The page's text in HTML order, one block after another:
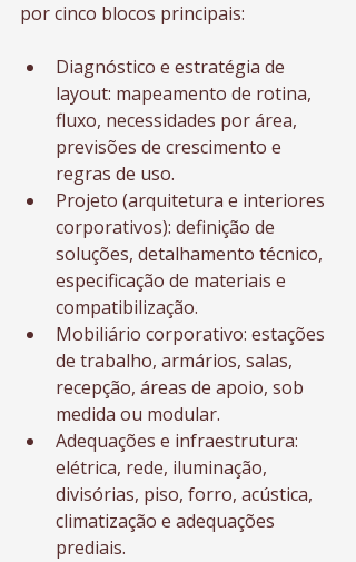
por cinco blocos principais:
Diagnóstico e estratégia de
layout: mapeamento de rotina,
fluxo, necessidades por área,
previsões de crescimento e
regras de uso.
Projeto (arquitetura e interiores
corporativos): definição de
soluções, detalhamento técnico,
especificação de materiais e
compatibilização.
Mobiliário corporativo: estações
de trabalho, armários, salas,
recepção, áreas de apoio, sob
medida ou modular.
Adequações e infraestrutura:
elétrica, rede, iluminação,
divisórias, piso, forro, acústica,
climatização e adequações
prediais.